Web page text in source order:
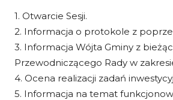
1. Otwarcie Sesji.
2. Informacja o protokole z
3. Informacja Wójta Gminy z
Przewodniczącego Rady w
4. Ocena realizacji zadań
5. Informacja na temat